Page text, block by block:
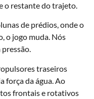
o restante do trajeto.
de prédios, onde o
o jogo muda. Nós
traseiros
força da água. Ao
frontais e rotativos